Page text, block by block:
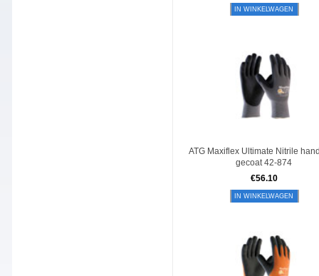
IN WINKELWAGEN
ATG Maxiflex Ultimate Nitrile
gecoat 42-874
€56.10
IN WINKELWAGEN